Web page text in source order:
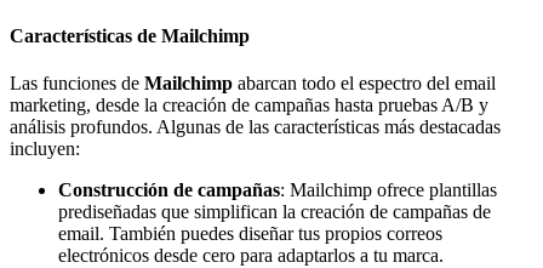
Características de Mailchimp
Las funciones de Mailchimp abarcan todo el espectro del email
marketing, desde la creación de campañas hasta pruebas A/B y
análisis profundos. Algunas de las características más destacadas
incluyen:
Construcción de campañas: Mailchimp ofrece plantillas
prediseñadas que simplifican la creación de campañas de
email. También puedes diseñar tus propios correos
electrónicos desde cero para adaptarlos a tu marca.